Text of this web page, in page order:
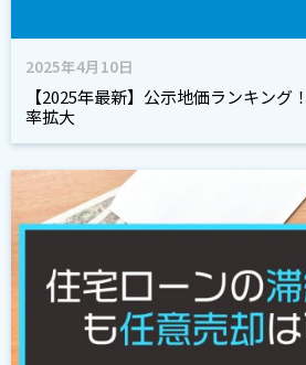
2025年4月10日
【2025年最新】公示地価ランキング
率拡大